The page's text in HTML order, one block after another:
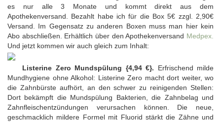
es nur alle 3 Monate und kommt direkt aus dem
Apothekenversand. Bezahlt habe ich für die Box 5€ zzgl. 2,90€
Versand. Im Gegensatz zu anderen Boxen muss man hier kein
Abo abschließen. Erhältlich über den Apothekenversand Medpex.
Und jetzt kommen wir auch gleich zum Inhalt:
Listerine Zero Mundspülung {4,94 €}. Erfrischend milde
Mundhygiene ohne Alkohol: Listerine Zero macht dort weiter, wo
die Zahnbürste aufhört, an den schwer zu reinigenden Stellen:
Dort bekämpft die Mundspülung Bakterien, die Zahnbelag und
Zahnfleischentzündungen verursachen können. Die neue,
geschmacklich mildere Formel mit Fluorid stärkt die Zähne und